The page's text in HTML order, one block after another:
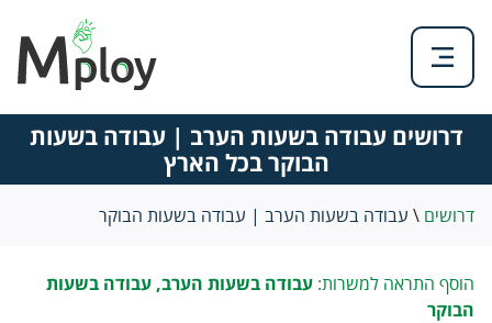
דרושים עבודה בשעות הערב | עבודה בשעות
הבוקר בכל הארץ
דרושים \ עבודה בשעות הערב | עבודה בשעות הבוקר
הוסף התראה למשרות: עבודה בשעות הערב, עבודה בשעות
הבוקר